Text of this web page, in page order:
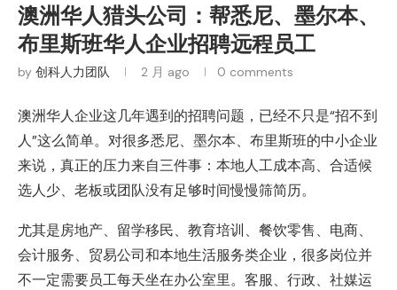
澳洲华人猎头公司：帮悉尼、墨尔本、
布里斯班华人企业招聘远程员工
by 创科人力团队 2 月 ago 0 comments
澳洲华人企业这几年遇到的招聘问题，已经不只是“招不到
人”这么简单。对很多悉尼、墨尔本、布里斯班的中小企业
来说，真正的压力来自三件事：本地人工成本高、合适候
选人少、老板或团队没有足够时间慢慢筛简历。
尤其是房地产、留学移民、教育培训、餐饮零售、电商、
会计服务、贸易公司和本地生活服务类企业，很多岗位并
不一定需要员工每天坐在办公室里。客服、行政、社媒运